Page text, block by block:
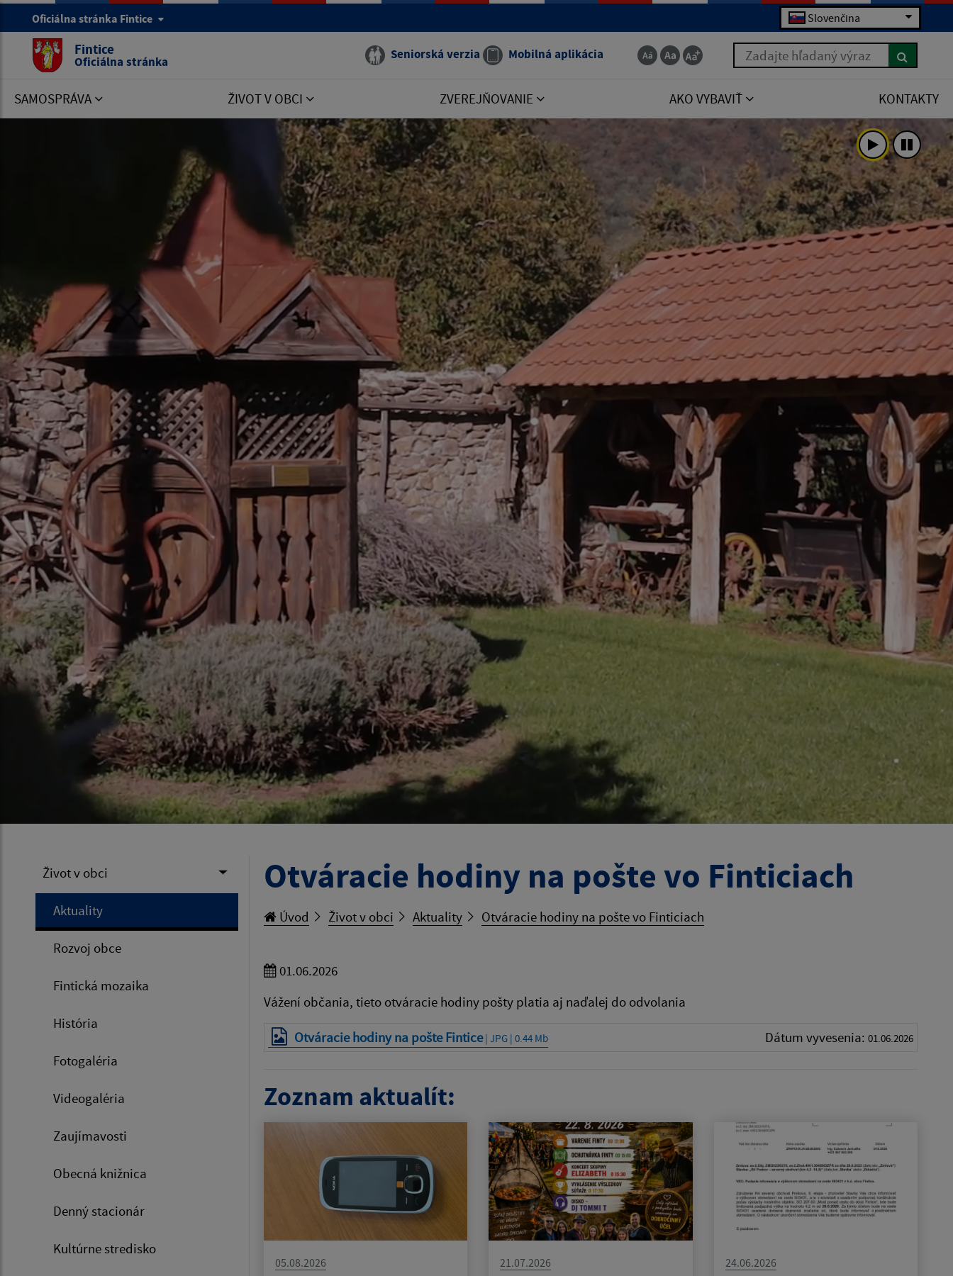
Oficiálna stránka Fintice Slovenčina
Fintice
Oficiálna stránka Seniorská verzia Mobilná aplikácia Zadajte hľadaný výraz
SAMOSPRÁVA ŽIVOT V OBCI ZVEREJŇOVANIE AKO VYBAVIŤ KONTAKTY
Život v obci
Aktuality
Rozvoj obce
Fintická mozaika
História
Fotogaléria
Videogaléria
Zaujímavosti
Obecná knižnica
Denný stacionár
Kultúrne stredisko
Otváracie hodiny na pošte vo Finticiach
Úvod Život v obci Aktuality Otváracie hodiny na pošte vo Finticiach
01.06.2026
Vážení občania, tieto otváracie hodiny pošty platia aj naďalej do odvolania
Otváracie hodiny na pošte Fintice| JPG | 0.44 Mb Dátum vyvesenia: 01.06.2026
Zoznam aktualít:
05.08.2026 21.07.2026 24.06.2026